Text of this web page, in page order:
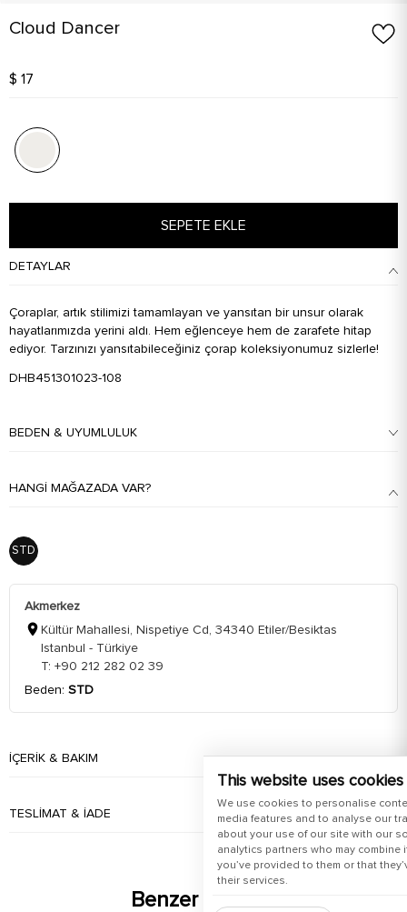
This website uses cookies
We use cookies to personalise
media features and to analyse our
about your use of our site with our
analytics partners who may
you’ve provided to them or that
their services.
Cloud Dancer
$ 17
SEPETE EKLE
DETAYLAR
Çoraplar, artık stilimizi tamamlayan ve yansıtan bir unsur olarak
hayatlarımızda yerini aldı. Hem eğlenceye hem de zarafete hitap
ediyor. Tarzınızı yansıtabileceğiniz çorap koleksiyonumuz sizlerle!
DHB451301023-108
BEDEN & UYUMLULUK
HANGI MAĞAZADA VAR?
STD
Akmerkez
Kültür Mahallesi, Nispetiye Cd, 34340 Etiler/Besiktas
Istanbul - Türkiye
T: +90 212 282 02 39
Beden: STD
İÇERIK & BAKIM
TESLIMAT & İADE
Benzer Ürünler